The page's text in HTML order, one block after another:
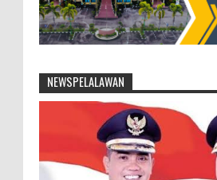
NEWSPELALAWAN